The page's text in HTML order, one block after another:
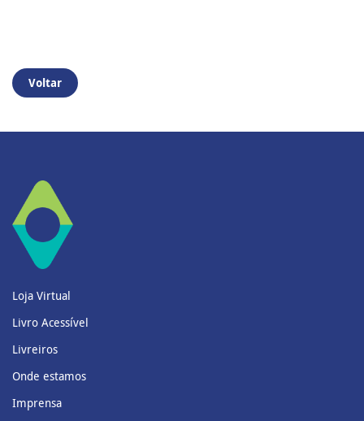
Voltar
Loja Virtual
Livro Acessível
Livreiros
Onde estamos
Imprensa